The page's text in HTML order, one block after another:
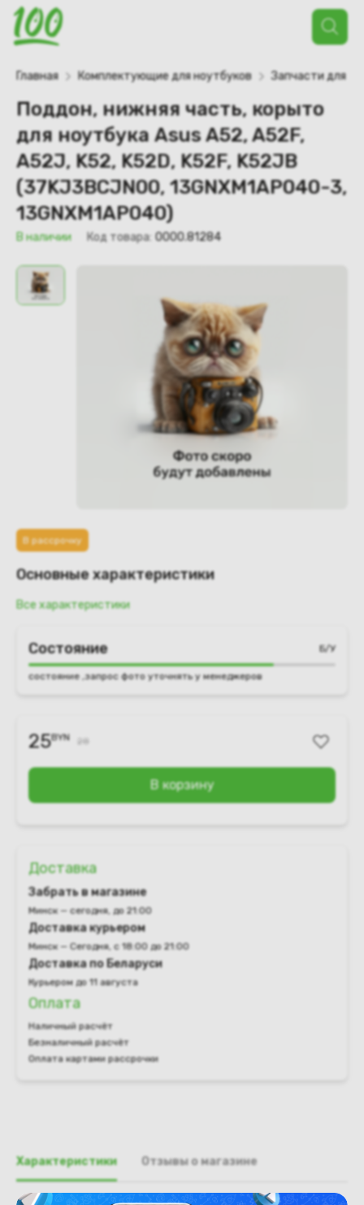
Поиск
товаров
Главная Комплектующие для ноутбуков Запчасти для
Поддон, нижняя часть, корыто
для ноутбука Asus A52, A52F,
A52J, K52, K52D, K52F, K52JB
(37KJ3BCJN00, 13GNXM1AP040-3,
13GNXM1AP040)
В наличии Код товара: 0000.81284
В рассрочку
Основные характеристики
Все характеристики
Состояние Б/У
состояние ,запрос фото уточнять у менеджеров
25BYN 28
В корзину
Доставка
Забрать в магазине
Минск — сегодня, до 21:00
Доставка курьером
Минск — Сегодня, с 18:00 до 21:00
Доставка по Беларуси
Курьером до 11 августа
Оплата
Наличный расчёт
Безналичный расчёт
Оплата картами рассрочки
Характеристики Отзывы о магазине